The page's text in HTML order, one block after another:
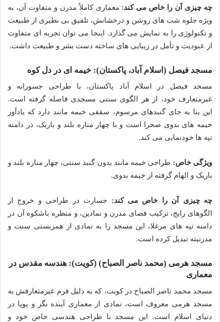
چه چیزی آن را خاص می کند: معماری کاملاً مدرن و متفاوت آن، به
ویژه جلوه شب های روشن و درخشانش، تلفیق بی نظیری از طبیعت
و تکنولوژی را به نمایش می گذارد. اینجا می توان تجربه ای متفاوت
از عبودیت و تأمل در زیبایی های ساخته دست بشر و طبیعت داشت.
مسجد فیصل (اسلام آباد، پاکستان): خیمه ای در دل کوه
مسجد فیصل در اسلام آباد پاکستان، با طراحی جسورانه و
غیرمتعارف خود، از هر الگوی سنتی مسجدی فاصله گرفته است.
این بنا به جای گنبدهای مرسوم، سقفی خیمه مانند دارد که یادآور
خیمه های بدوی صحرا است و با چهار مناره بلند و باریک، در دامنه
تپه ها خودنمایی می کند.
ویژگی خاص: طراحی خیمه مانند بدون گنبد سنتی، چهار مناره بلند و
باریک و الهام گرفته از خیمه بدوی.
چه چیزی آن را خاص می کند: جسارت در طراحی و خروج از
الگوهای رایج، ترکیب فضای مدرن و نمادین، و منظره باشکوه آن در
دامنه تپه های مرغلا، این مسجد را به نمادی از همزیستی سنت و
مدرنیته تبدیل کرده است.
مسجد هرمی (محمد ناصر الصباح) (کویت): هندسه مقدس در
معماری
مسجد محمد ناصر الصباح در کویت، که به دلیل فرم غیرمتعارفش به
مسجد هرمی معروف است، نمادی از معماری آینده نگر و پویا در
دنیای اسلام است. این مسجد با طراحی هندسی خاص خود و